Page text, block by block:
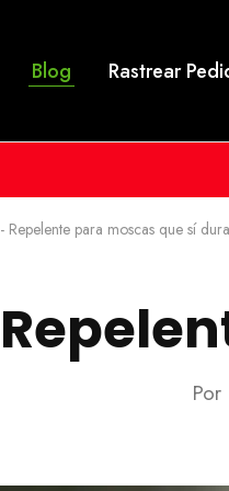
Blog Rastrear
- Repelente para moscas que sí dura
Por